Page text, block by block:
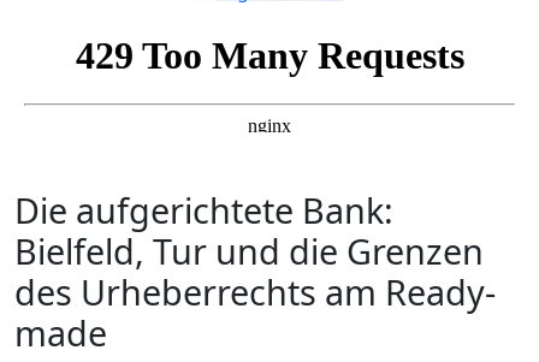
Die aufgerichtete Bank:
Bielfeld, Tur und die Grenzen
des Urheberrechts am Ready-
made